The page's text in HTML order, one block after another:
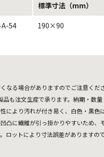
標準寸法（mm）
54 190×90
なる場合がありますのでご注意くださ
注文生産で承ります。納期・数量
により汚れが付き易く、白色・黒色
凸に繊維が引っ掛かりやすいため、
ロットにより寸法誤差がありますの